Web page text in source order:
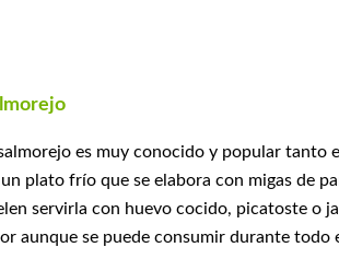
es muy conocido y popular tanto
plato frío que se elabora con migas de
servirla con huevo cocido, picatoste o
aunque se puede consumir durante